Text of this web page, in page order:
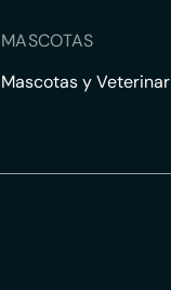
MASCOTAS
Mascotas y